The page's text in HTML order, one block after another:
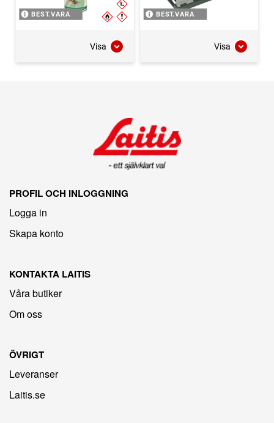
BEST.VARA
Visa
BEST.VARA
Visa
PROFIL OCH INLOGGNING
Logga in
Skapa konto
KONTAKTA LAITIS
Våra butiker
Om oss
ÖVRIGT
Leveranser
Laitis.se